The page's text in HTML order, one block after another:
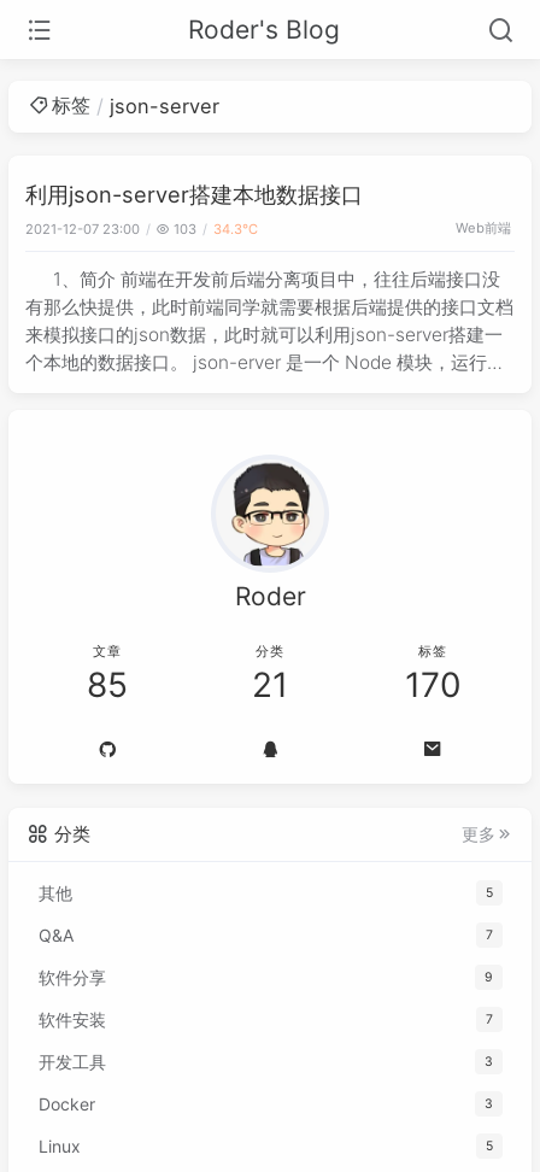
Roder's Blog
标签 json-server
利用json-server搭建本地数据接口
2021-12-07 23:00 103 34.3℃ Web前端
1、简介 前端在开发前后端分离项目中，往往后端接口没
有那么快提供，此时前端同学就需要根据后端提供的接口文档
来模拟接口的json数据，此时就可以利用json-server搭建一
个本地的数据接口。 json-erver 是一个 Node 模块，运行
Roder
文章
85
分类
21
标签
170
分类 更多
其他 5
Q&A 7
软件分享 9
软件安装 7
开发工具 3
Docker 3
Linux 5